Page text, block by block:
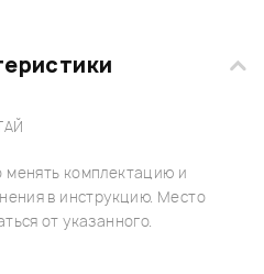
менять комплектацию и
в инструкцию. Место
от указанного.